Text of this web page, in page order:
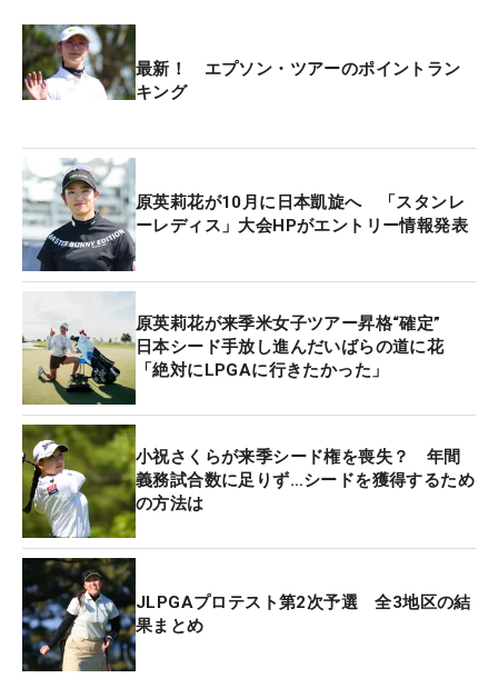
最新！ エプソン・ツアーのポイントラン
キング
原英莉花が10月に日本凱旋へ 「スタンレ
ーレディス」大会HPがエントリー情報発表
原英莉花が来季米女子ツアー昇格“確定”
日本シード手放し進んだいばらの道に花
「絶対にLPGAに行きたかった」
小祝さくらが来季シード権を喪失？ 年間
義務試合数に足りず…シードを獲得するため
の方法は
JLPGAプロテスト第2次予選 全3地区の結
果まとめ